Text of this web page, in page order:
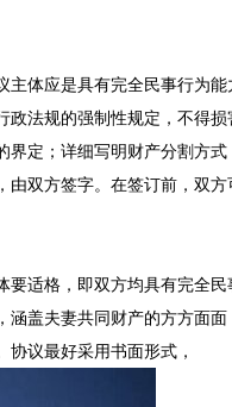
体应是具有完全民事行为
法规的强制性规定，不得
定；详细写明财产分割方
双方签字。在签订前，双
适格，即双方均具有完全
盖夫妻共同财产的方方面面
议最好采用书面形式，